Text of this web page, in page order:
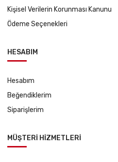
Kişisel Verilerin Korunması Kanunu
Ödeme Seçenekleri
HESABIM
Hesabım
Beğendiklerim
Siparişlerim
MÜŞTERİ HİZMETLERİ